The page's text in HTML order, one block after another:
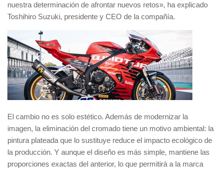
nuestra determinación de afrontar nuevos retos», ha explicado
Toshihiro Suzuki, presidente y CEO de la compañía.
El cambio no es solo estético. Además de modernizar la
imagen, la eliminación del cromado tiene un motivo ambiental: la
pintura plateada que lo sustituye reduce el impacto ecológico de
la producción. Y aunque el diseño es más simple, mantiene las
proporciones exactas del anterior, lo que permitirá a la marca